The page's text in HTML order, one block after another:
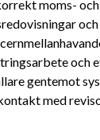
moms-
och
gentemot
med